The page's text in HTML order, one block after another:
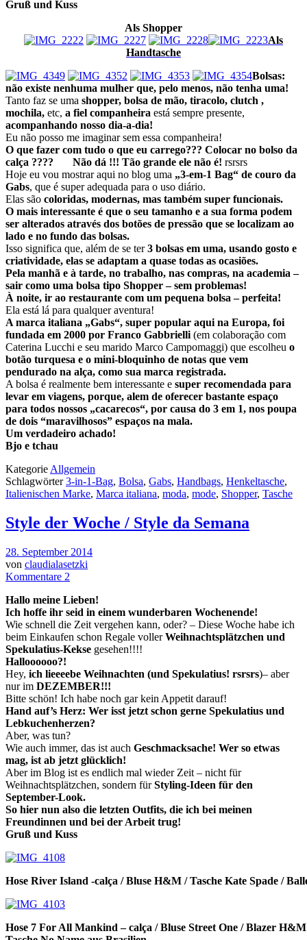
Gruß und Kuss
Als Shopper
Als
Handtasche
Bolsas:
não existe nenhuma mulher que, pelo menos, não tenha uma!
Tanto faz se uma shopper, bolsa de mão, tiracolo, clutch ,
mochila, etc, a fiel companheira está sempre presente,
acompanhando nosso dia-a-dia!
Eu não posso me imaginar sem essa companheira!
O que fazer com tudo o que eu carrego??? Colocar no bolso da
calça ???? Não dá !!! Tão grande ele não é! rsrsrs
Hoje eu vou mostrar aqui no blog uma „3-em-1 Bag“ de couro da
Gabs, que é super adequada para o uso diário.
Elas são coloridas, modernas, mas também super funcionais.
O mais interessante é que o seu tamanho e a sua forma podem
ser alterados através dos botões de pressão que se localizam ao
lado e no fundo das bolsas.
Isso significa que, além de se ter3 bolsas em uma, usando gosto e
criatividade, elas se adaptam a quase todas as ocasiões.
Pela manhã e à tarde, no trabalho, nas compras, na academia –
sair como uma bolsa tipo Shopper – sem problemas!
À noite, ir ao restaurante com um pequena bolsa – perfeita!
Ela está lá para qualquer aventura!
A marca italiana „Gabs“, super popular aqui na Europa, foi
fundada em 2000 por Franco Gabbrielli(em colaboração com
Caterina Lucchi e seu marido Marco Campomaggi) que escolheu o
botão turquesa e o mini-bloquinho de notas que vem
pendurado na alça, como sua marca registrada.
A bolsa é realmente bem interessante e super recomendada para
levar em viagens, porque, alem de oferecer bastante espaço
para todos nossos „cacarecos“, por causa do 3 em 1, nos poupa
de dois “maravilhosos” espaços na mala.
Um verdadeiro achado!
Bjo e tchau
KategorieAllgemein
Schlagwörter3-in-1-Bag, Bolsa, Gabs, Handbags, Henkeltasche,
Italienischen Marke, Marca italiana, moda, mode, Shopper, Tasche
Style der Woche / Style da Semana
28. September 2014
von claudialasetzki
Kommentare 2
Hallo meine Lieben!
Ich hoffe ihr seid in einem wunderbaren Wochenende!
Wie schnell die Zeit vergehen kann, oder? – Diese Woche habe ich
beim Einkaufen schon Regale vollerWeihnachtsplätzchen und
Spekulatius-Kekse gesehen!!!!
Halloooooo?!
Hey, ich lieeeebe Weihnachten (und Spekulatius! rsrsrs)– aber
nur im DEZEMBER!!!
Bitte schön! Ich habe noch gar kein Appetit darauf!
Hand auf’s Herz: Wer isst jetzt schon gerne Spekulatius und
Lebkuchenherzen?
Aber, was tun?
Wie auch immer, das ist auch Geschmacksache! Wer so etwas
mag, ist ab jetzt glücklich!
Aber im Blog ist es endlich mal wieder Zeit – nicht für
Weihnachtsplätzchen, sondern fürStyling-Ideen für den
September-Look.
So hier nun also die letzten Outfits, die ich bei meinen
Freundinnen und bei der Arbeit trug!
Gruß und Kuss
Hose River Island -calça / Bluse H&M / Tasche Kate Spade /
Hose 7 For All Mankind – calça / Bluse Street One / Blazer